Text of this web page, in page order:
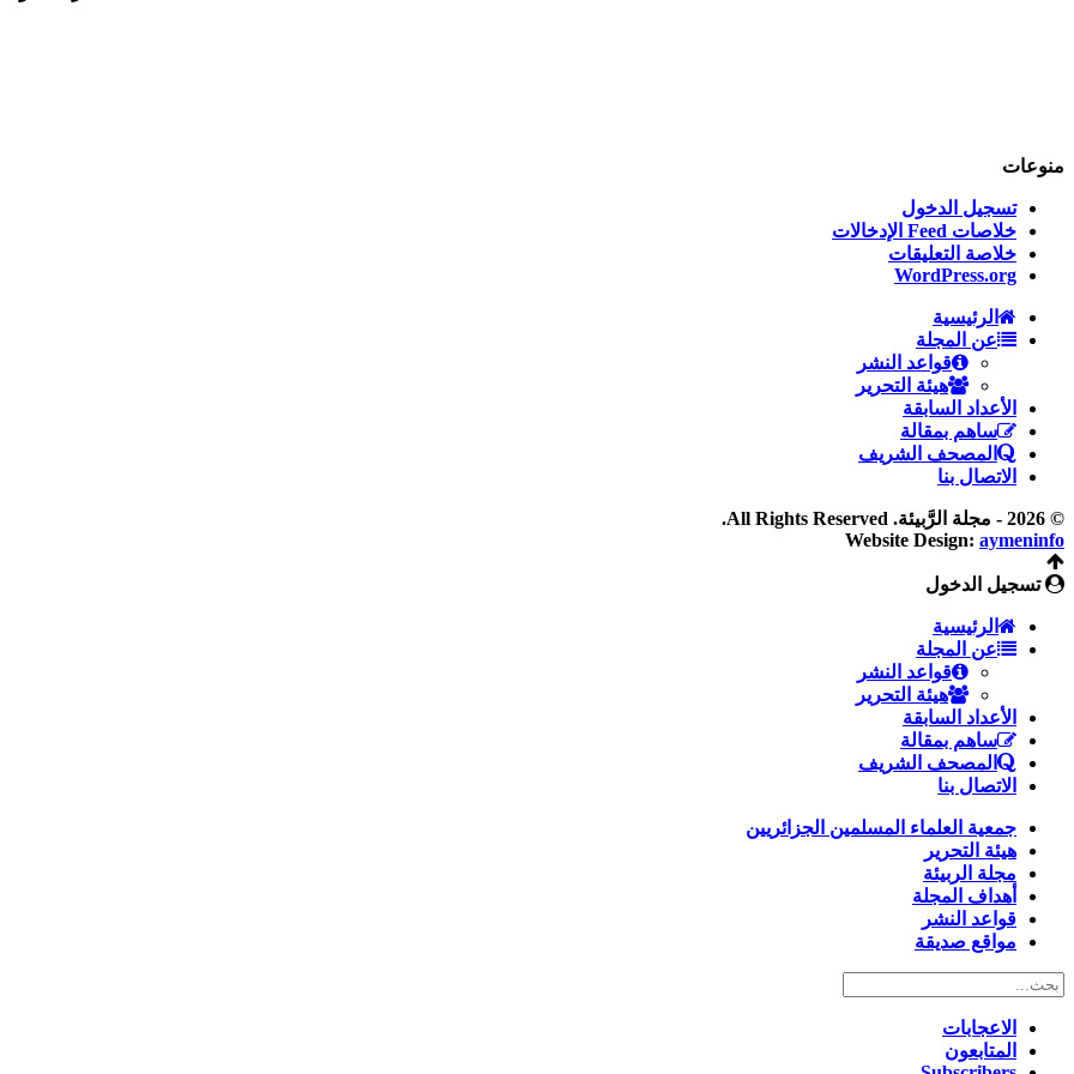
منوعات
تسجيل الدخول
خلاصات Feed الإدخالات
خلاصة التعليقات
WordPress.org
الرئيسية
عن المجلة
قواعد النشر
هيئة التحرير
الأعداد السابقة
ساهم بمقالة
المصحف الشريف
الاتصال بنا
© 2026 - مجلة الرَّبيئة. All Rights Reserved.
Website Design: aymeninfo
تسجيل الدخول
الرئيسية
عن المجلة
قواعد النشر
هيئة التحرير
الأعداد السابقة
ساهم بمقالة
المصحف الشريف
الاتصال بنا
جمعية العلماء المسلمين الجزائريين
هيئة التحرير
مجلة الربيئة
أهداف المجلة
قواعد النشر
مواقع صديقة
الاعجابات
المتابعون